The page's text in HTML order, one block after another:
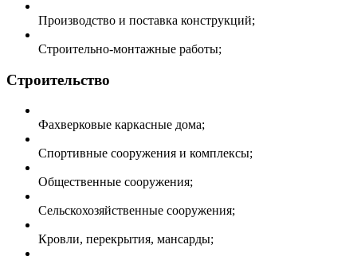
Производство и поставка конструкций;
Строительно-монтажные работы;
Строительство
Фахверковые каркасные дома;
Спортивные сооружения и комплексы;
Общественные сооружения;
Сельскохозяйственные сооружения;
Кровли, перекрытия, мансарды;